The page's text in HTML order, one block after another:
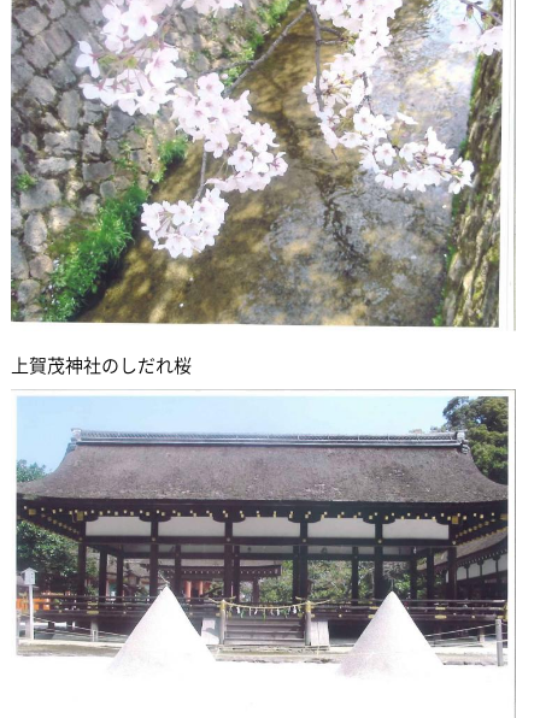
上賀茂神社のしだれ桜